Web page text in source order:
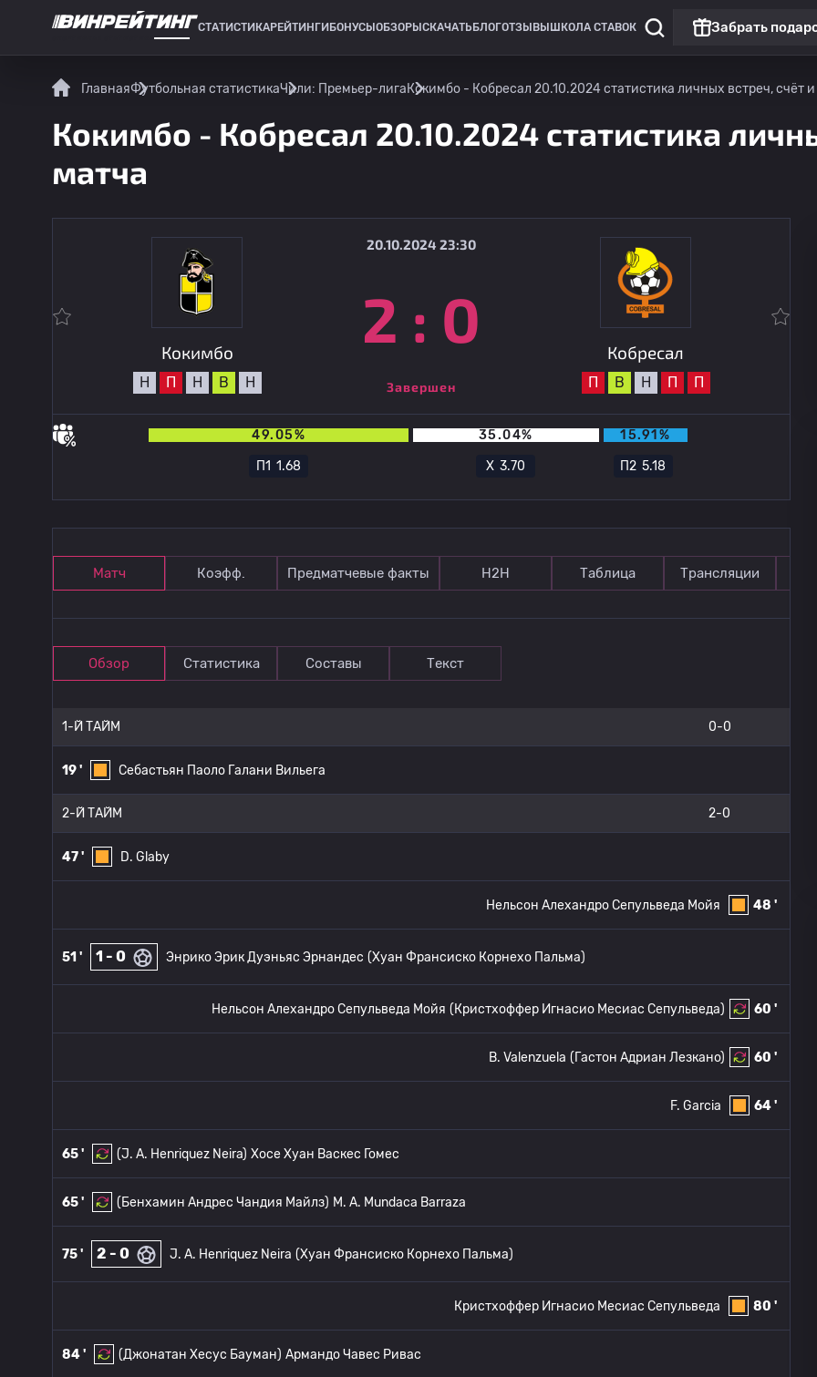
СТАТИСТИКАРЕЙТИНГИ БОНУСЫ ОБЗОРЫ СКАЧАТЬ БЛОГОТЗЫВЫ ШКОЛА СТАВОК Забрать
ГлавнаяФутбольная статистикаЧили: Премьер-лигаКокимбо - Кобресал 20.10.2024 статистика личных встреч, счёт
Кокимбо - Кобресал 20.10.2024 статистика
матча
Кокимбо
Н П Н В Н
20.10.2024 23:30
2 : 0
Завершен
Кобресал
П В Н П П
49.05% 35.04%
15.91%
П11.68 Х 3.70 П2 5.18
Матч Коэфф. Предматчевые факты Н2Н Таблица Трансляции
Обзор Статистика Составы Текст
1-Й ТАЙМ 0-0
19 ' Себастьян Паоло Галани Вильега
2-Й ТАЙМ 2-0
47 ' D. Glaby
48 '
Нельсон Алехандро Сепульведа Мойя
51 ' 1 - 0 Энрико Эрик Дуэньяс Эрнандес (Хуан Франсиско Корнехо Пальма)
60 '
(Кристхоффер Игнасио Месиас Сепульведа)
Нельсон Алехандро Сепульведа Мойя
60 '
(Гастон Адриан Лезкано)
B. Valenzuela
64 '
F. Garcia
65 ' (J. A. Henriquez Neira) Хосе Хуан Васкес Гомес
65 ' (Бенхамин Андрес Чандия Майлз) M. A. Mundaca Barraza
75 ' 2 - 0 J. A. Henriquez Neira (Хуан Франсиско Корнехо Пальма)
80 '
Кристхоффер Игнасио Месиас Сепульведа
84 ' (Джонатан Хесус Бауман) Армандо Чавес Ривас
Премьер-лига
Консепсьон
16.08